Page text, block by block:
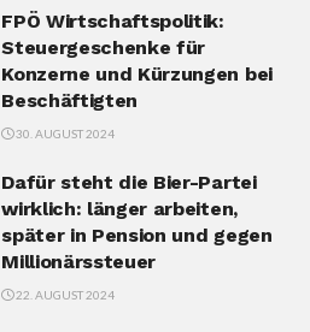
FPÖ Wirtschaftspolitik:
Steuergeschenke für
Konzerne und Kürzungen bei
Beschäftigten
30. AUGUST 2024
Dafür steht die Bier-Partei
wirklich: länger arbeiten,
später in Pension und gegen
Millionärssteuer
22. AUGUST 2024